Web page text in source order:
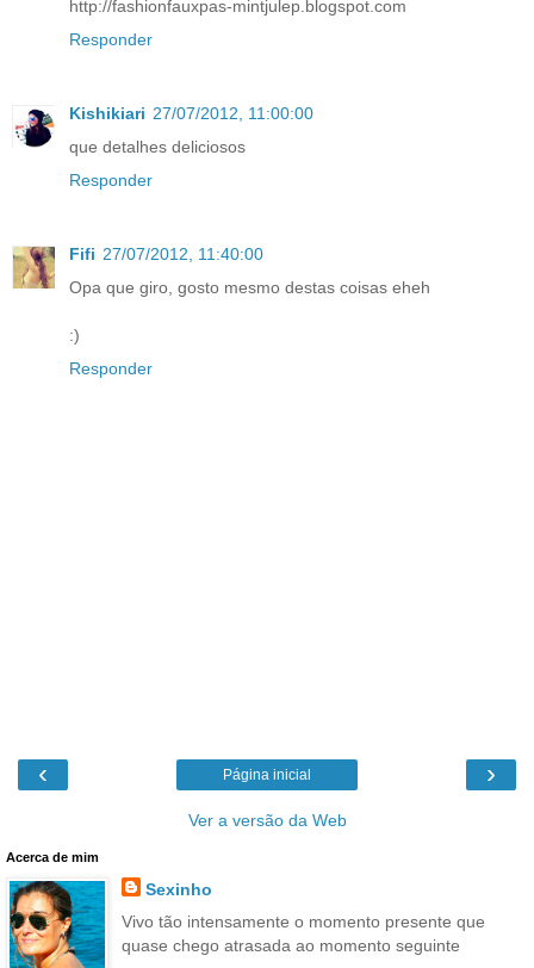
http://fashionfauxpas-mintjulep.blogspot.com
Responder
Kishikiari 27/07/2012, 11:00:00
que detalhes deliciosos
Responder
Fifi 27/07/2012, 11:40:00
Opa que giro, gosto mesmo destas coisas eheh
:)
Responder
‹ ›
Página inicial
Ver a versão da Web
Acerca de mim
Sexinho
Vivo tão intensamente o momento presente que
quase chego atrasada ao momento seguinte